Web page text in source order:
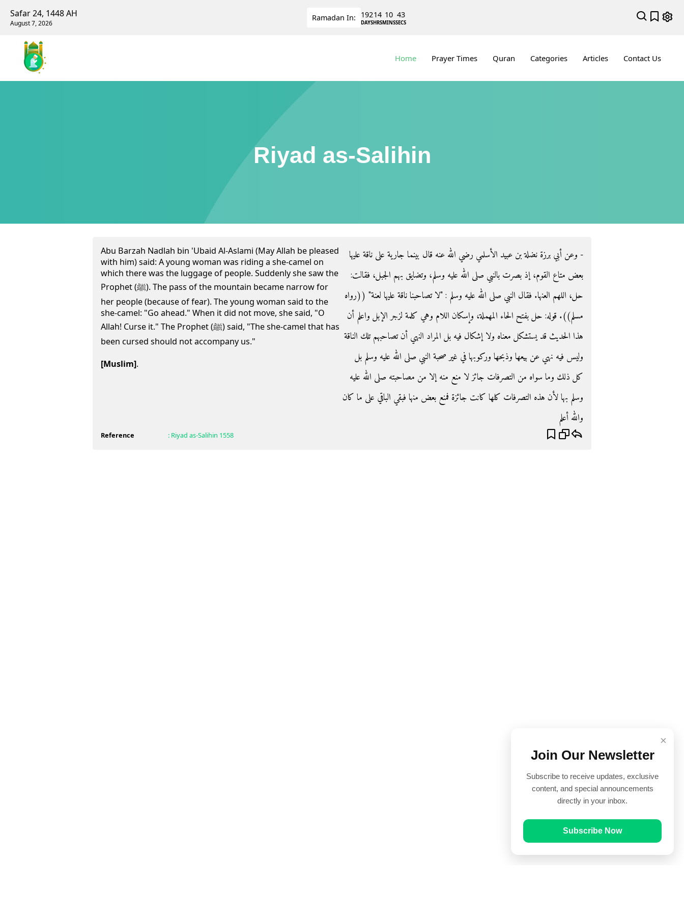
Safar 24, 1448 AH
August 7, 2026
Ramadan In: 192
DAYS
14
HRS
10
MINS
42
SECS
Home Prayer Times Quran Categories Articles Contact Us
Riyad as-Salihin
Abu Barzah Nadlah bin 'Ubaid Al-Aslami (May Allah be pleased
with him) said: A young woman was riding a she-camel on
which there was the luggage of people. Suddenly she saw the
Prophet (ﷺ). The pass of the mountain became narrow for
her people (because of fear). The young woman said to the
she-camel: "Go ahead." When it did not move, she said, "O
Allah! Curse it." The Prophet (ﷺ) said, "The she-camel that has
been cursed should not accompany us."
[Muslim].
- وعن أبي برزة نضلة بن عبيد الأسلمي رضي الله عنه قال بينما جارية على ناقة عليها
بعض متاع القوم، إذ بصرت بالنبي صلى الله عليه وسلم، وتضايق بهم الجبل، فقالت‏:‏
حل، اللهم العنها‏.‏ فقال النبي صلى الله عليه وسلم ‏:‏ ‏"‏لا تصاحبنا ناقة عليها لعنة‏"‏ ‏(‏‏(‏رواه
مسلم‏)‏‏)‏‏. ‏قوله: حل بفتح الحاء المهملة، وإسكان اللام وهي كلمة لزجر الإبل واعلم أن
هذا الحديث قد يستشكل معناه ولا إشكال فيه بل المراد النهي أن تصاحبهم تلك الناقة
وليس فيه نهي عن بيعها وذبحها وركوبها في غير صحبة النبي صلى الله عليه وسلم بل
كل ذلك وما سواه من التصرفات جائز لا منع منه إلا من مصاحبته صلى الله عليه
وسلم بها لأن هذه التصرفات كلها كانت جائزة فمنع بعض منها فبقي الباقي على ما كان
والله أعلم
Reference : Riyad as-Salihin 1558
×
Join Our Newsletter
Subscribe to receive updates, exclusive
content, and special announcements
directly in your inbox.
Subscribe Now